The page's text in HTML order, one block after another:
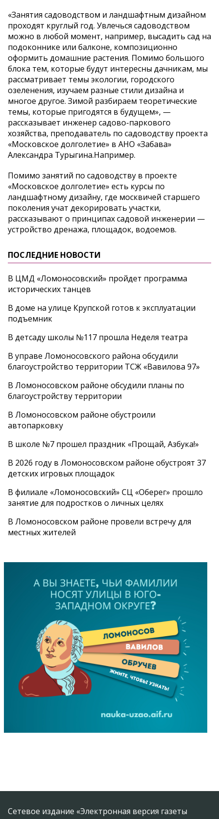
«Занятия садоводством и ландшафтным дизайном
проходят круглый год. Увлечься садоводством
можно в любой момент, например, высадить сад на
подоконнике или балконе, композиционно
оформить домашние растения. Помимо большого
блока тем, которые будут интересны дачникам, мы
рассматривает темы экологии, городского
озеленения, изучаем разные стили дизайна и
многое другое. Зимой разбираем теоретические
темы, которые пригодятся в будущем», —
рассказывает инженер садово-паркового
хозяйства, преподаватель по садоводству проекта
«Московское долголетие» в АНО «Забава»
Александра Турыгина.Например.
Помимо занятий по садоводству в проекте
«Московское долголетие» есть курсы по
ландшафтному дизайну, где москвичей старшего
поколения учат декорировать участки,
рассказывают о принципах садовой инженерии —
устройство дренажа, площадок, водоемов.
ПОСЛЕДНИЕ НОВОСТИ
В ЦМД «Ломоносовский» пройдет программа
исторических танцев
В доме на улице Крупской готов к эксплуатации
подъемник
В детсаду школы №117 прошла Неделя театра
В управе Ломоносовского района обсудили
благоустройство территории ТСЖ «Вавилова 97»
В Ломоносовском районе обсудили планы по
благоустройству территории
В Ломоносовском районе обустроили
автопарковку
В школе №7 прошел праздник «Прощай, Азбука!»
В 2026 году в Ломоносовском районе обустроят 37
детских игровых площадок
В филиале «Ломоносовский» СЦ «Оберег» прошло
занятие для подростков о личных целях
В Ломоносовском районе провели встречу для
местных жителей
Сетевое издание «Электронная версия газеты